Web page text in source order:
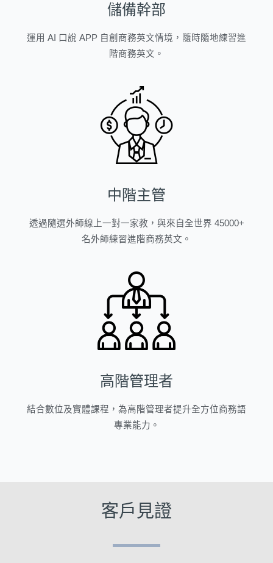
儲備幹部
運用 AI 口說 APP 自創商務英文情境，隨時隨地練習進
階商務英文。
中階主管
透過隨選外師線上一對一家教，與來自全世界 45000+
名外師練習進階商務英文。
高階管理者
結合數位及實體課程，為高階管理者提升全方位商務語
專業能力。
客戶見證